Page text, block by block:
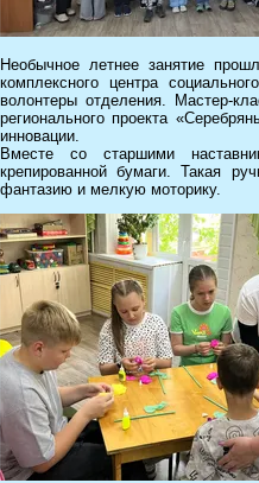
Необычное летнее занятие
комплексного центра
волонтеры отделения. Мастер-
регионального проекта
инновации.
Вместе со старшими
крепированной бумаги. Такая
фантазию и мелкую моторику.